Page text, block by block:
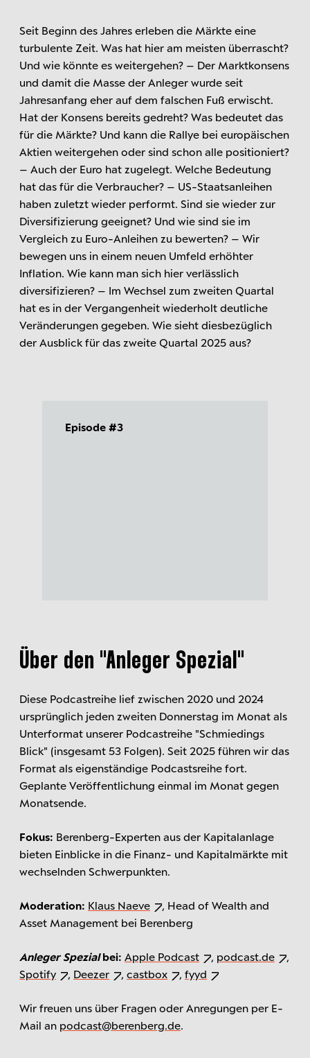
Seit Beginn des Jahres erleben die Märkte eine
turbulente Zeit. Was hat hier am meisten überrascht?
Und wie könnte es weitergehen? – Der Marktkonsens
und damit die Masse der Anleger wurde seit
Jahresanfang eher auf dem falschen Fuß erwischt.
Hat der Konsens bereits gedreht? Was bedeutet das
für die Märkte? Und kann die Rallye bei europäischen
Aktien weitergehen oder sind schon alle positioniert?
– Auch der Euro hat zugelegt. Welche Bedeutung
hat das für die Verbraucher? – US-Staatsanleihen
haben zuletzt wieder performt. Sind sie wieder zur
Diversifizierung geeignet? Und wie sind sie im
Vergleich zu Euro-Anleihen zu bewerten? – Wir
bewegen uns in einem neuen Umfeld erhöhter
Inflation. Wie kann man sich hier verlässlich
diversifizieren? – Im Wechsel zum zweiten Quartal
hat es in der Vergangenheit wiederholt deutliche
Veränderungen gegeben. Wie sieht diesbezüglich
der Ausblick für das zweite Quartal 2025 aus?
Episode #3
Über den "Anleger Spezial "
Diese Podcastreihe lief zwischen 2020 und 2024
ursprünglich jeden zweiten Donnerstag im Monat als
Unterformat unserer Podcastreihe "Schmiedings
Blick" (insgesamt 53 Folgen). Seit 2025 führen wir das
Format als eigenständige Podcastsreihe fort.
Geplante Veröffentlichung einmal im Monat gegen
Monatsende.
Fokus: Berenberg-Experten aus der Kapitalanlage
bieten Einblicke in die Finanz- und Kapitalmärkte mit
wechselnden Schwerpunkten.
Moderation: Klaus Naeve
, Head of Wealth and
Asset Management bei Berenberg
Anleger Spezialbei: Apple Podcast , podcast.de
,
Spotify
, Deezer , castbox , fyyd
Wir freuen uns über Fragen oder Anregungen per E-
Mail an podcast@berenberg.de.